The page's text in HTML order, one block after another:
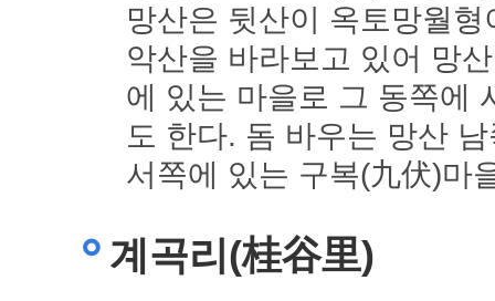
망산은 뒷산이 옥토망월
악산을 바라보고 있어 망
에 있는 마을로 그 동쪽에
도 한다. 돔 바우는 망산
서쪽에 있는 구복(九伏)마
계곡리(桂谷里)